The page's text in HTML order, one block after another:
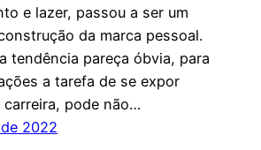
e lazer, passou a ser um
da marca pessoal.
tendência pareça óbvia, para
a tarefa de se expor
pode não…
2022